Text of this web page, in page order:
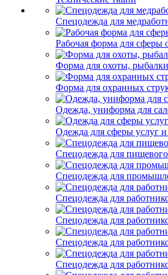
Спецодежда для
Рабочая форма для сферы
Форма для охоты,
Форма для охранных
Одежда, униформа для
Одежда для сферы услуг
Спецодежда для пищевого
Спецодежда для
Спецодежда для
Спецодежда для
Спецодежда для
Спецодежда для